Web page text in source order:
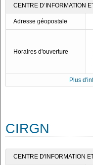
CENTRE D’INFORMATION
Adresse géopostale
Horaires d'ouverture
Plus
CIRGN
CENTRE D'INFORMATION